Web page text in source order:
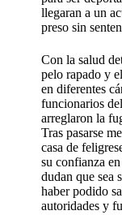
llegaran a un
preso sin
Con la salud
pelo rapado y
en diferentes
funcionarios
arreglaron la
Tras pasarse
casa de
su confianza
dudan que sea
haber podido
autoridades y